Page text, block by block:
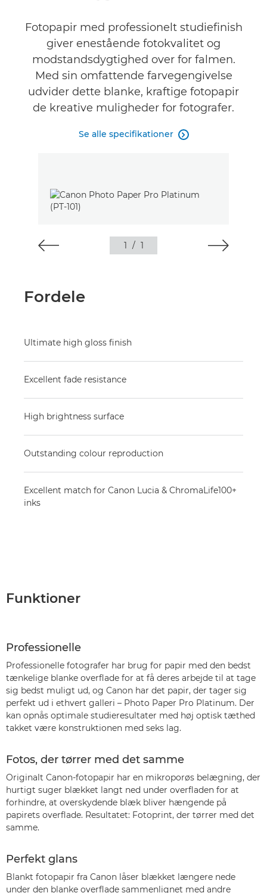
Anmeldelser
FIND EN FORHANDLER
Fotopapir med professionelt studiefinish
giver enestående fotokvalitet og
modstandsdygtighed over for falmen.
Med sin omfattende farvegengivelse
udvider dette blanke, kraftige fotopapir
de kreative muligheder for fotografer.
Se alle specifikationer 
1 / 1
Fordele
Ultimate high gloss finish
Excellent fade resistance
High brightness surface
Outstanding colour reproduction
Excellent match for Canon Lucia & ChromaLife100+
inks
Funktioner
Professionelle
Professionelle fotografer har brug for papir med den bedst
tænkelige blanke overflade for at få deres arbejde til at tage
sig bedst muligt ud, og Canon har det papir, der tager sig
perfekt ud i ethvert galleri – Photo Paper Pro Platinum. Der
kan opnås optimale studieresultater med høj optisk tæthed
takket være konstruktionen med seks lag.
Fotos, der tørrer med det samme
Originalt Canon-fotopapir har en mikroporøs belægning, der
hurtigt suger blækket langt ned under overfladen for at
forhindre, at overskydende blæk bliver hængende på
papirets overflade. Resultatet: Fotoprint, der tørrer med det
samme.
Perfekt glans
Blankt fotopapir fra Canon låser blækket længere nede
under den blanke overflade sammenlignet med andre